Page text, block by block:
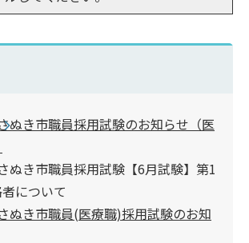
ぬき市職員採用試験のお知らせ（医
ぬき市職員採用試験【6月試験】第1
について
ぬき市職員(医療職)採用試験のお知